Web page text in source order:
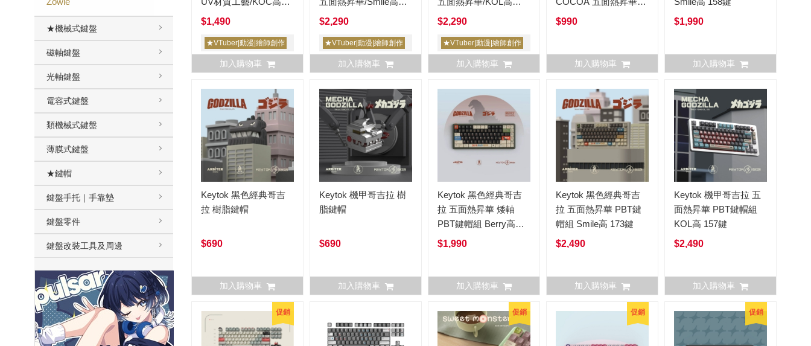
★機械式鍵盤
磁軸鍵盤
光軸鍵盤
電容式鍵盤
類機械式鍵盤
薄膜式鍵盤
★鍵帽
鍵盤手托｜手靠墊
鍵盤零件
鍵盤改裝工具及周邊
度/99鍵
$1,490
★VTuber|動漫|繪師創作
加入購物車
度/PBT/164鍵
$2,290
★VTuber|動漫|繪師創作
加入購物車
度/PBT+PC/156鍵
$2,290
★VTuber|動漫|繪師創作
加入購物車
PBT鍵帽組 Cherry高
$990
加入購物車
$1,990
加入購物車
Keytok 黑色經典哥吉
拉 樹脂鍵帽
$690
加入購物車
Keytok 機甲哥吉拉 樹
脂鍵帽
$690
加入購物車
Keytok 黑色經典哥吉
拉 五面熱昇華 矮軸
PBT鍵帽組 Berry高
173鍵
$1,990
加入購物車
Keytok 黑色經典哥吉
拉 五面熱昇華 PBT鍵
帽組 Smile高 173鍵
$2,490
加入購物車
Keytok 機甲哥吉拉 五
面熱昇華 PBT鍵帽組
KOL高 157鍵
$2,490
加入購物車
促銷 促銷 促銷 促銷